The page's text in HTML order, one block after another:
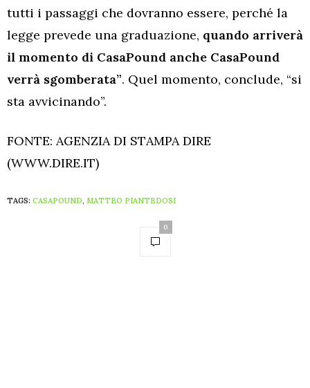
tutti i passaggi che dovranno essere, perché la
legge prevede una graduazione, quando arriverà
il momento di CasaPound anche CasaPound
verrà sgomberata”. Quel momento, conclude, “si
sta avvicinando”.
FONTE: AGENZIA DI STAMPA DIRE
(WWW.DIRE.IT)
TAGS: CASAPOUND, MATTEO PIANTEDOSI
0